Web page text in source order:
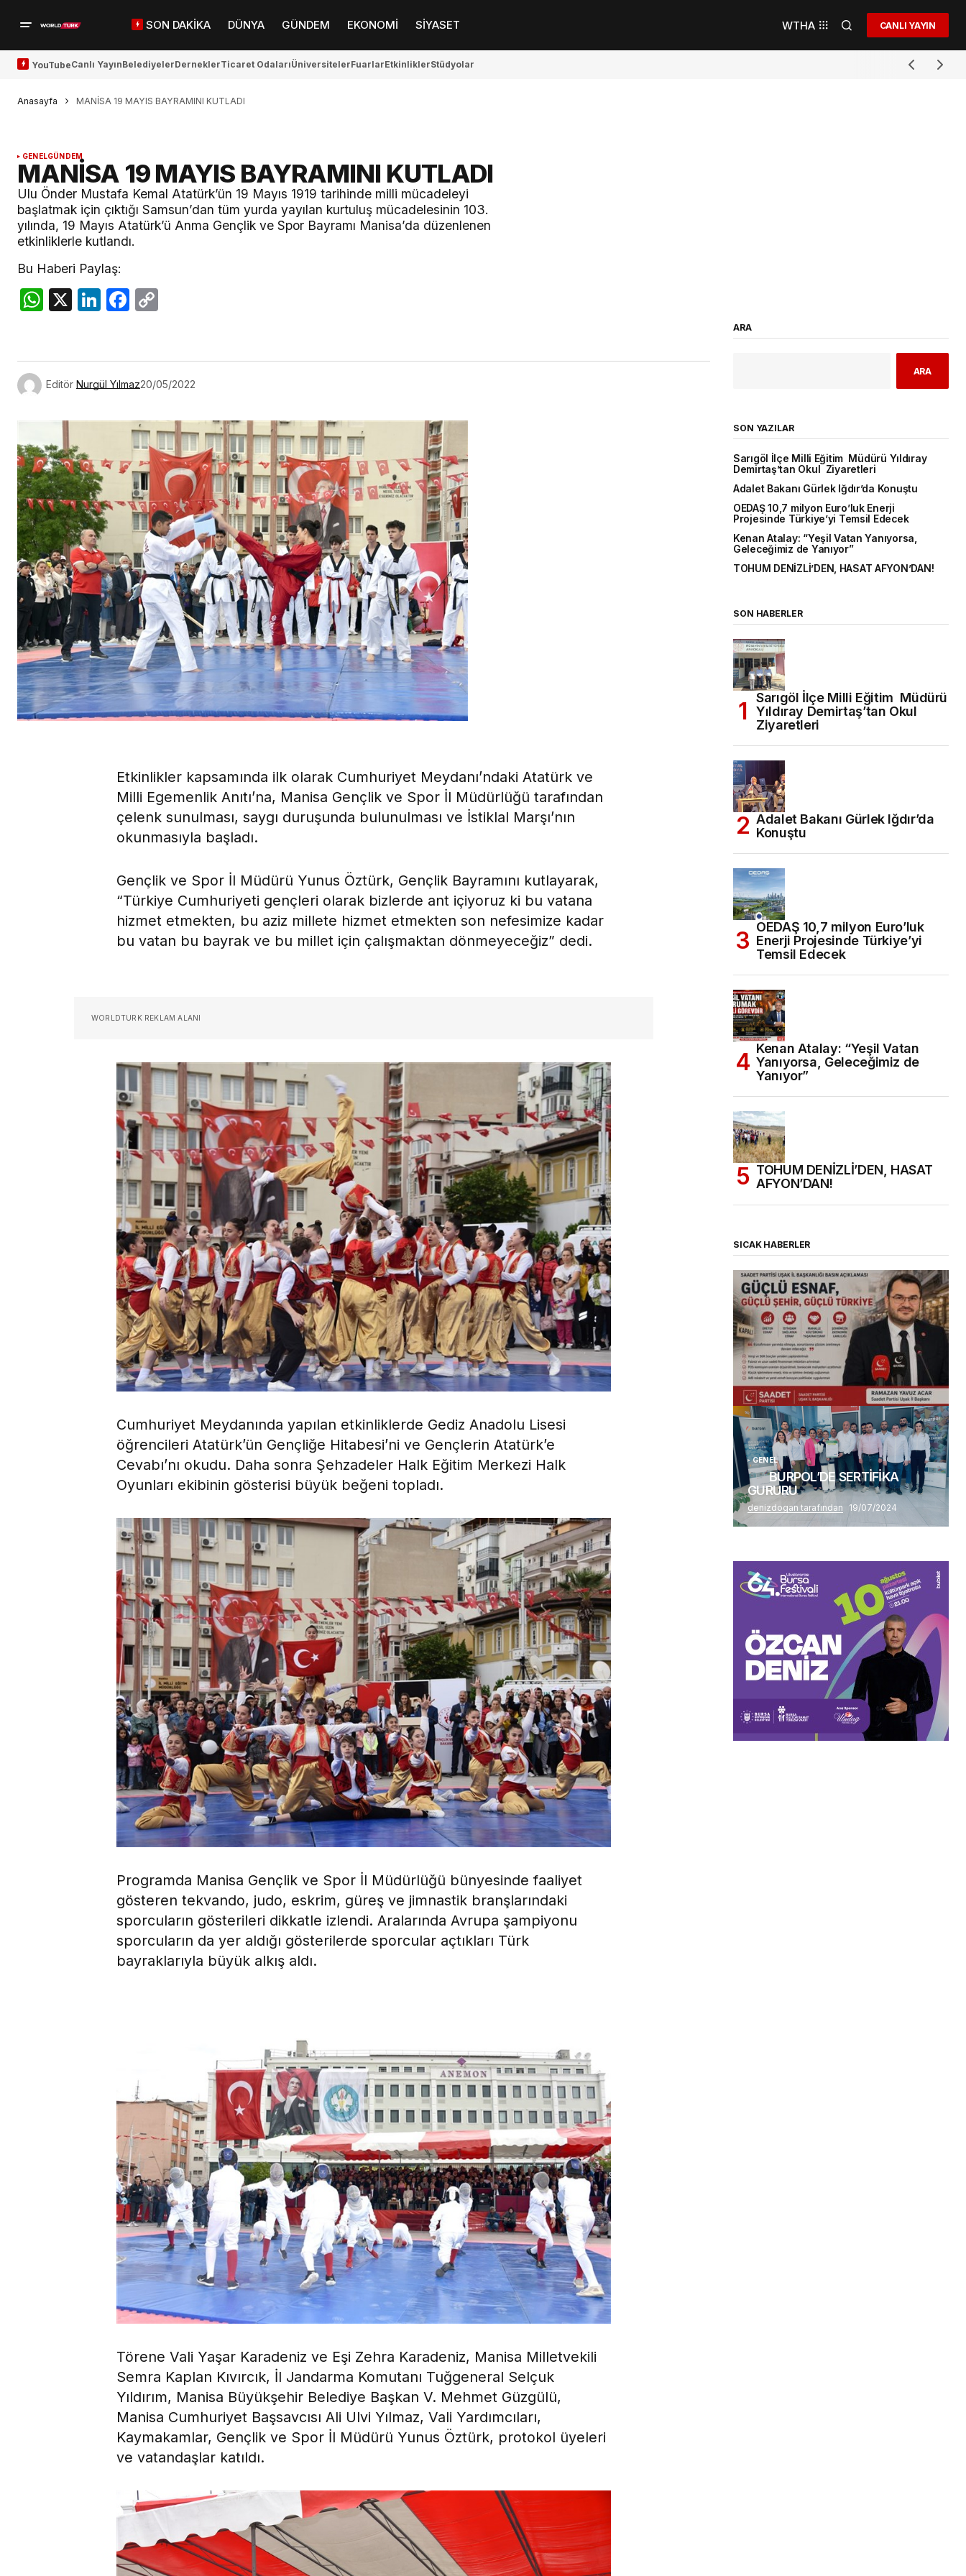
SON DAKİKA DÜNYA GÜNDEM EKONOMİ SİYASET WTHA CANLI YAYIN
YouTubeCanlı YayınBelediyelerDerneklerTicaret OdalarıÜniversitelerFuarlarEtkinliklerStüdyolar
Anasayfa MANİSA 19 MAYIS BAYRAMINI KUTLADI
GENELGÜNDEM
MANİSA 19 MAYIS BAYRAMINI KUTLADI
Ulu Önder Mustafa Kemal Atatürk’ün 19 Mayıs 1919 tarihinde milli mücadeleyi
başlatmak için çıktığı Samsun’dan tüm yurda yayılan kurtuluş mücadelesinin 103.
yılında, 19 Mayıs Atatürk’ü Anma Gençlik ve Spor Bayramı Manisa’da düzenlenen
etkinliklerle kutlandı.
Bu Haberi Paylaş:
WhatsApp
X LinkedIn
Facebook
Editör Nurgül Yılmaz20/05/2022
Etkinlikler kapsamında ilk olarak Cumhuriyet Meydanı’ndaki Atatürk ve
Milli Egemenlik Anıtı’na, Manisa Gençlik ve Spor İl Müdürlüğü tarafından
çelenk sunulması, saygı duruşunda bulunulması ve İstiklal Marşı’nın
okunmasıyla başladı.
Gençlik ve Spor İl Müdürü Yunus Öztürk, Gençlik Bayramını kutlayarak,
“Türkiye Cumhuriyeti gençleri olarak bizlerde ant içiyoruz ki bu vatana
hizmet etmekten, bu aziz millete hizmet etmekten son nefesimize kadar
bu vatan bu bayrak ve bu millet için çalışmaktan dönmeyeceğiz” dedi.
WORLDTURK REKLAM ALANI
Cumhuriyet Meydanında yapılan etkinliklerde Gediz Anadolu Lisesi
öğrencileri Atatürk’ün Gençliğe Hitabesi’ni ve Gençlerin Atatürk’e
Cevabı’nı okudu. Daha sonra Şehzadeler Halk Eğitim Merkezi Halk
Oyunları ekibinin gösterisi büyük beğeni topladı.
Programda Manisa Gençlik ve Spor İl Müdürlüğü bünyesinde faaliyet
gösteren tekvando, judo, eskrim, güreş ve jimnastik branşlarındaki
sporcuların gösterileri dikkatle izlendi. Aralarında Avrupa şampiyonu
sporcuların da yer aldığı gösterilerde sporcular açtıkları Türk
bayraklarıyla büyük alkış aldı.
Törene Vali Yaşar Karadeniz ve Eşi Zehra Karadeniz, Manisa Milletvekili
Semra Kaplan Kıvırcık, İl Jandarma Komutanı Tuğgeneral Selçuk
Yıldırım, Manisa Büyükşehir Belediye Başkan V. Mehmet Güzgülü,
Manisa Cumhuriyet Başsavcısı Ali Ulvi Yılmaz, Vali Yardımcıları,
Kaymakamlar, Gençlik ve Spor İl Müdürü Yunus Öztürk, protokol üyeleri
ve vatandaşlar katıldı.
ARA
ARA
SON YAZILAR
Sarıgöl İlçe Milli Eğitim Müdürü Yıldıray
Demirtaş’tan Okul Ziyaretleri
Adalet Bakanı Gürlek Iğdır’da Konuştu
OEDAŞ 10,7 milyon Euro’luk Enerji
Projesinde Türkiye’yi Temsil Edecek
Kenan Atalay: “Yeşil Vatan Yanıyorsa,
Geleceğimiz de Yanıyor”
TOHUM DENİZLİ’DEN, HASAT AFYON’DAN!
SON HABERLER
Sarıgöl İlçe Milli Eğitim Müdürü
Yıldıray Demirtaş’tan Okul
Ziyaretleri
Adalet Bakanı Gürlek Iğdır’da
Konuştu
OEDAŞ 10,7 milyon Euro’luk
Enerji Projesinde Türkiye’yi
Temsil Edecek
Kenan Atalay: “Yeşil Vatan
Yanıyorsa, Geleceğimiz de
Yanıyor”
TOHUM DENİZLİ’DEN, HASAT
AFYON’DAN!
SICAK HABERLER
(başlıksız)
Alaattin Karahan tarafından 14/07/2026
GENEL
BURPOL’DE SERTİFİKA
GURURU
denizdogan tarafından 19/07/2024